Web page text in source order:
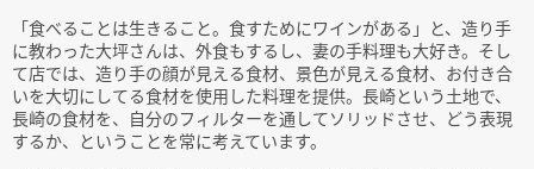
「食べることは生きること。食すためにワインがある」と、造り手
に教わった大坪さんは、外食もするし、妻の手料理も大好き。そし
て店では、造り手の顔が見える食材、景色が見える食材、お付き合
いを大切にしてる食材を使用した料理を提供。長崎という土地で、
長崎の食材を、自分のフィルターを通してソリッドさせ、どう表現
するか、ということを常に考えています。